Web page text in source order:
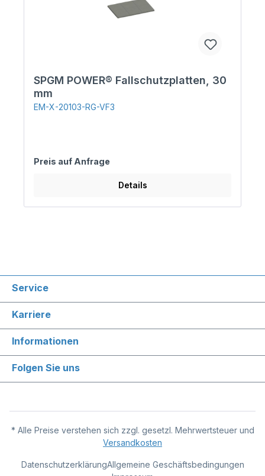
SPGM POWER® Fallschutzplatten, 30
mm
EM-X-20103-RG-VF3
Preis auf Anfrage
Details
Service
Karriere
Informationen
Folgen Sie uns
* Alle Preise verstehen sich zzgl. gesetzl. Mehrwertsteuer und
Versandkosten
DatenschutzerklärungAllgemeine Geschäftsbedingungen